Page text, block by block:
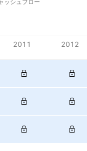
ッシュフロー
2011 2012